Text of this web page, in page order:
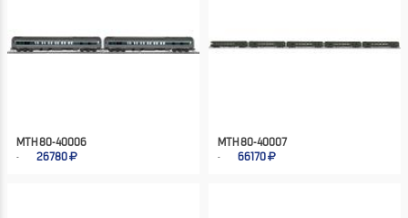
MTH 80-40006
26780
MTH 80-40007
66170